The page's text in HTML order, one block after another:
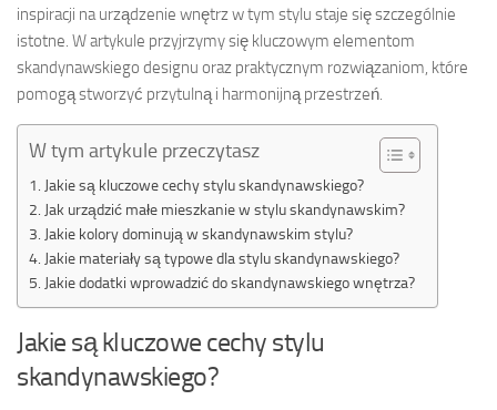
inspiracji na urządzenie wnętrz w tym stylu staje się szczególnie
istotne. W artykule przyjrzymy się kluczowym elementom
skandynawskiego designu oraz praktycznym rozwiązaniom, które
pomogą stworzyć przytulną i harmonijną przestrzeń.
W tym artykule przeczytasz
Jakie są kluczowe cechy stylu skandynawskiego?
Jak urządzić małe mieszkanie w stylu skandynawskim?
Jakie kolory dominują w skandynawskim stylu?
Jakie materiały są typowe dla stylu skandynawskiego?
Jakie dodatki wprowadzić do skandynawskiego wnętrza?
Jakie są kluczowe cechy stylu
skandynawskiego?